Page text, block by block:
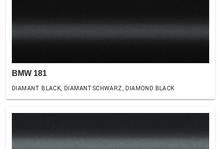
BMW 181
DIAMANT BLACK, DIAMANTSCHWARZ, DIAMOND BLACK